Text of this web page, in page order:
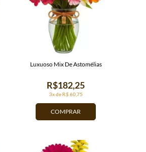
COMPRAR
3x de R$ 60,75
R$182,25
Luxuoso Mix De Astomélias